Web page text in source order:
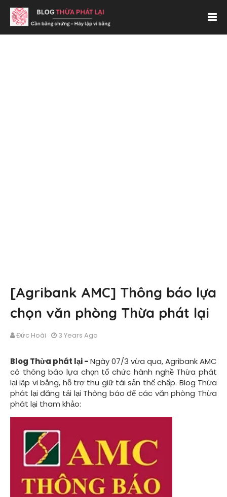
[Agribank AMC] Thông báo lựa
chọn văn phòng Thừa phát lại
Đức Hoài 3 Years Ago
Blog Thừa phát lại -Ngày 07/3 vừa qua,Agribank AMC
có thông báo lựa chọn tổ chức hành nghề Thừa phát
lại lập vi bằng, hỗ trợ thu giữ tài sản thế chấp. Blog Thừa
phát lại đăng tải lại Thông báo để các văn phòng Thừa
phát lại tham khảo: